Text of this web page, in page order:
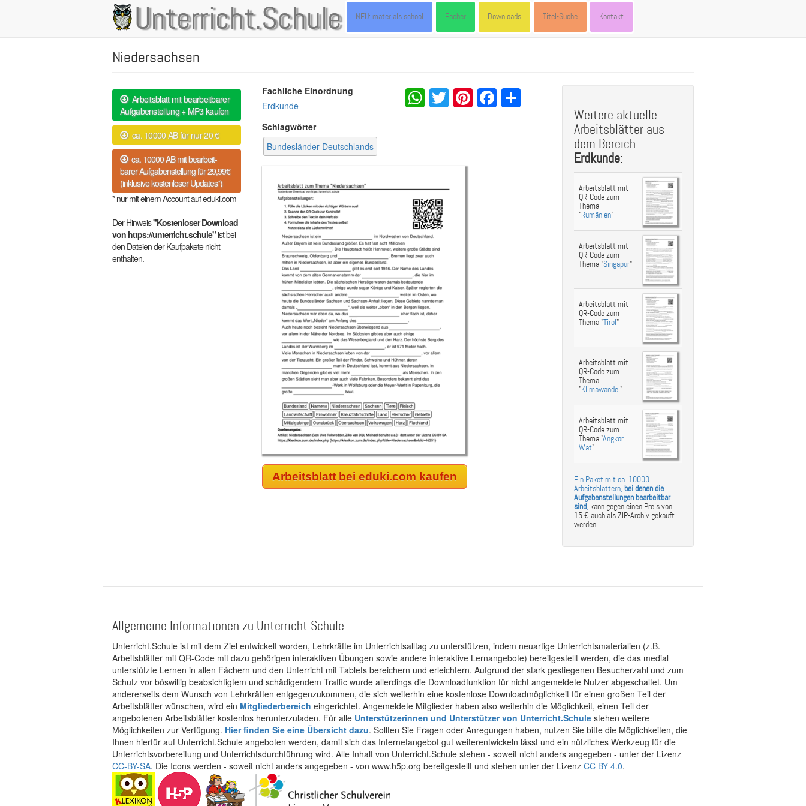
Unterricht.Schule
Main
navigation
NEU: materials.school Fächer Downloads Titel-Suche Kontakt
Niedersachsen
Arbeitsblatt mit bearbeitbarer
Aufgabenstellung + MP3 kaufen
ca. 10000 AB für nur 20 €
ca. 10000 AB mit bearbeit-
barer Aufgabenstellung für 29,99€
(inklusive kostenloser Updates*)
* nur mit einem Account auf eduki.com
Der Hinweis"Kostenloser Download
von https://unterricht.schule"ist bei
den Dateien der Kaufpakete nicht
enthalten.
Fachliche Einordnung
Erdkunde
Schlagwörter
Bundesländer Deutschlands
WhatsApp
Twitter
Pinterest
Facebook
Share
Arbeitsblatt bei eduki.com kaufen
Weitere aktuelle
Arbeitsblätter aus
dem Bereich
Erdkunde:
Arbeitsblatt mit
QR-Code zum
Thema
"Rumänien"
Arbeitsblatt mit
QR-Code zum
Thema "Singapur"
Arbeitsblatt mit
QR-Code zum
Thema "Tirol"
Arbeitsblatt mit
QR-Code zum
Thema
"Klimawandel"
Arbeitsblatt mit
QR-Code zum
Thema "Angkor
Wat"
Ein Paket mit ca. 10000
Arbeitsblättern, bei denen die
Aufgabenstellungen bearbeitbar
sind, kann gegen einen Preis von
15 € auch als ZIP-Archiv gekauft
werden.
Allgemeine Informationen zu Unterricht.Schule
Unterricht.Schule ist mit dem Ziel entwickelt worden, Lehrkräfte im Unterrichtsalltag zu unterstützen, indem neuartige Unterrichtsmaterialien (z.B.
Arbeitsblätter mit QR-Code mit dazu gehörigen interaktiven Übungen sowie andere interaktive Lernangebote) bereitgestellt werden, die das medial
unterstützte Lernen in allen Fächern und den Unterricht mit Tablets bereichern und erleichtern. Aufgrund der stark gestiegenen Besucherzahl und zum
Schutz vor böswillig beabsichtigtem und schädigendem Traffic wurde allerdings die Downloadfunktion für nicht angemeldete Nutzer abgeschaltet. Um
andererseits dem Wunsch von Lehrkräften entgegenzukommen, die sich weiterhin eine kostenlose Downloadmöglichkeit für einen großen Teil der
Arbeitsblätter wünschen, wird ein Mitgliederbereich eingerichtet. Angemeldete Mitglieder haben also weiterhin die Möglichkeit, einen Teil der
angebotenen Arbeitsblätter kostenlos herunterzuladen. Für alle Unterstützerinnen und Unterstützer von Unterricht.Schule stehen weitere
Möglichkeiten zur Verfügung. Hier finden Sie eine Übersicht dazu. Sollten Sie Fragen oder Anregungen haben, nutzen Sie bitte die Möglichkeiten, die
Ihnen hierfür auf Unterricht.Schule angeboten werden, damit sich das Internetangebot gut weiterentwickeln lässt und ein nützliches Werkzeug für die
Unterrichtsvorbereitung und Unterrichtsdurchführung wird. Alle Inhalt von Unterricht.Schule stehen - soweit nicht anders angegeben - unter der Lizenz
CC-BY-SA. Die Icons werden - soweit nicht anders angegeben - von www.h5p.org bereitgestellt und stehen unter der Lizenz CC BY 4.0.